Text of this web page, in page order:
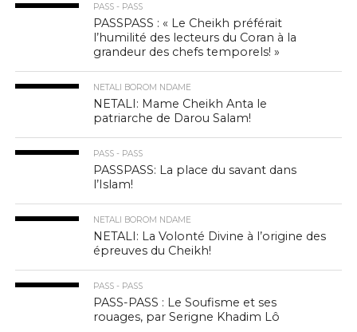
PASS - PASS
PASSPASS : « Le Cheikh préférait
l’humilité des lecteurs du Coran à la
grandeur des chefs temporels! »
NETALI BOROM NDAME
NETALI: Mame Cheikh Anta le
patriarche de Darou Salam!
PASS - PASS
PASSPASS: La place du savant dans
l’Islam!
NETALI BOROM NDAME
NETALI: La Volonté Divine à l’origine des
épreuves du Cheikh!
PASS - PASS
PASS-PASS : Le Soufisme et ses
rouages, par Serigne Khadim Lô